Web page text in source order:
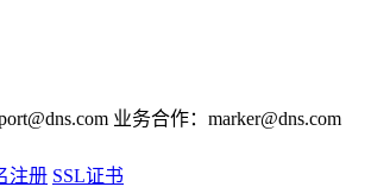
业务合作：marker@dns.com
注册 SSL证书